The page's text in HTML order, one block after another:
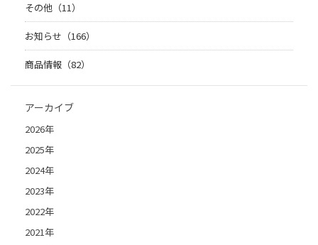
その他（11）
お知らせ（166）
商品情報（82）
アーカイブ
2026年
2025年
2024年
2023年
2022年
2021年